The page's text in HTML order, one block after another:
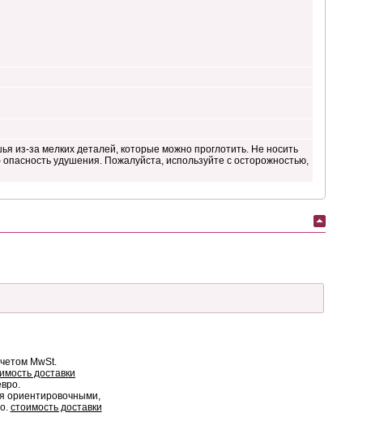
из-за мелких деталей, которые можно проглотить. Не носить
удушения. Пожалуйста, используйте с осторожностью,
MwSt.
доставки
ориентировочными,
стоимость доставки